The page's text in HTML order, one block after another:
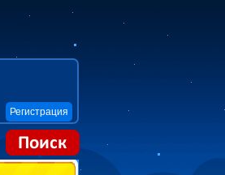
Регистрация